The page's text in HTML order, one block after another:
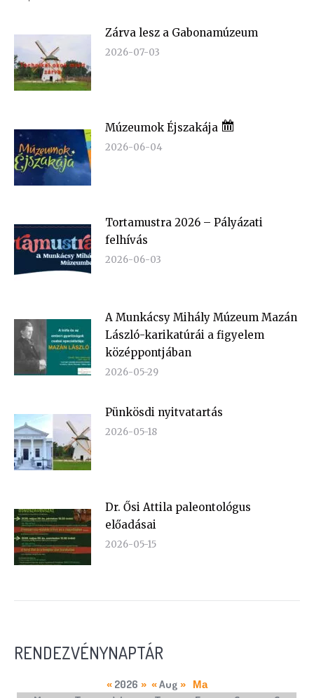
Zárva lesz a Gabonamúzeum
2026-07-03
Múzeumok Éjszakája
2026-06-04
Tortamustra 2026 – Pályázati
felhívás
2026-06-03
A Munkácsy Mihály Múzeum Mazán
László-karikatúrái a figyelem
középpontjában
2026-05-29
Pünkösdi nyitvatartás
2026-05-18
Dr. Ősi Attila paleontológus
előadásai
2026-05-15
RENDEZVÉNYNAPTÁR
« 2026 » « Aug » Ma